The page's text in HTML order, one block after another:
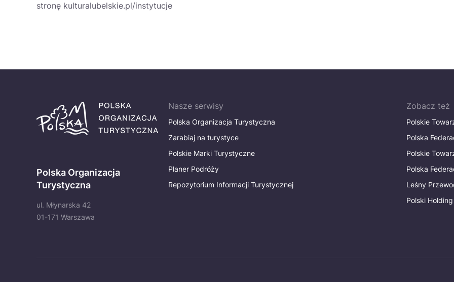
stronę kulturalubelskie.pl/instytucje
Polska Organizacja
Turystyczna
ul. Młynarska 42
01-171 Warszawa
Nasze serwisy
Polska Organizacja Turystyczna
Zarabiaj na turystyce
Polskie Marki Turystyczne
Planer Podróży
Repozytorium Informacji Turystycznej
Zobacz też
Polskie
Polska
Polskie
Polska
Leśny
Polski